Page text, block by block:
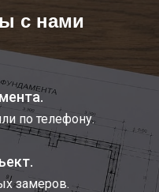
с нами
по телефону.
замеров.